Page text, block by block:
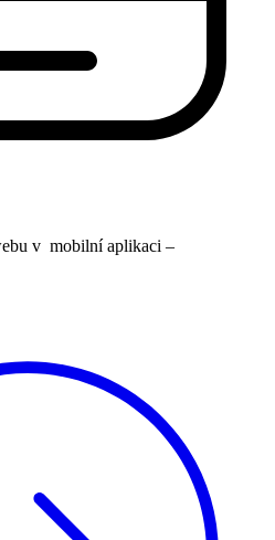
v mobilní aplikaci –